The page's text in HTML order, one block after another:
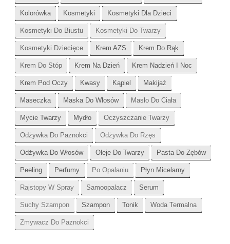
Kolorówka Kosmetyki Kosmetyki Dla Dzieci
Kosmetyki Do Biustu Kosmetyki Do Twarzy
Kosmetyki Dziecięce Krem AZS Krem Do Rąk
Krem Do Stóp Krem Na Dzień Krem Nadzień I Noc
Krem Pod Oczy Kwasy Kąpiel Makijaż
Maseczka Maska Do Włosów Masło Do Ciała
Mycie Twarzy Mydło Oczyszczanie Twarzy
Odżywka Do Paznokci Odżywka Do Rzęs
Odżywka Do Włosów Oleje Do Twarzy Pasta Do Zębów
Peeling Perfumy Po Opalaniu Płyn Micelarny
Rajstopy W Spray Samoopalacz Serum
Suchy Szampon Szampon Tonik Woda Termalna
Zmywacz Do Paznokci